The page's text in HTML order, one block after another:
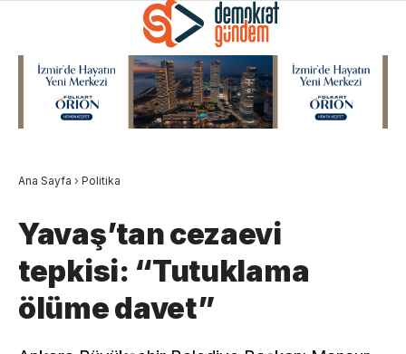
Ana Sayfa › Politika
Yavaş’tan cezaevi
tepkisi: “Tutuklama
ölüme davet”